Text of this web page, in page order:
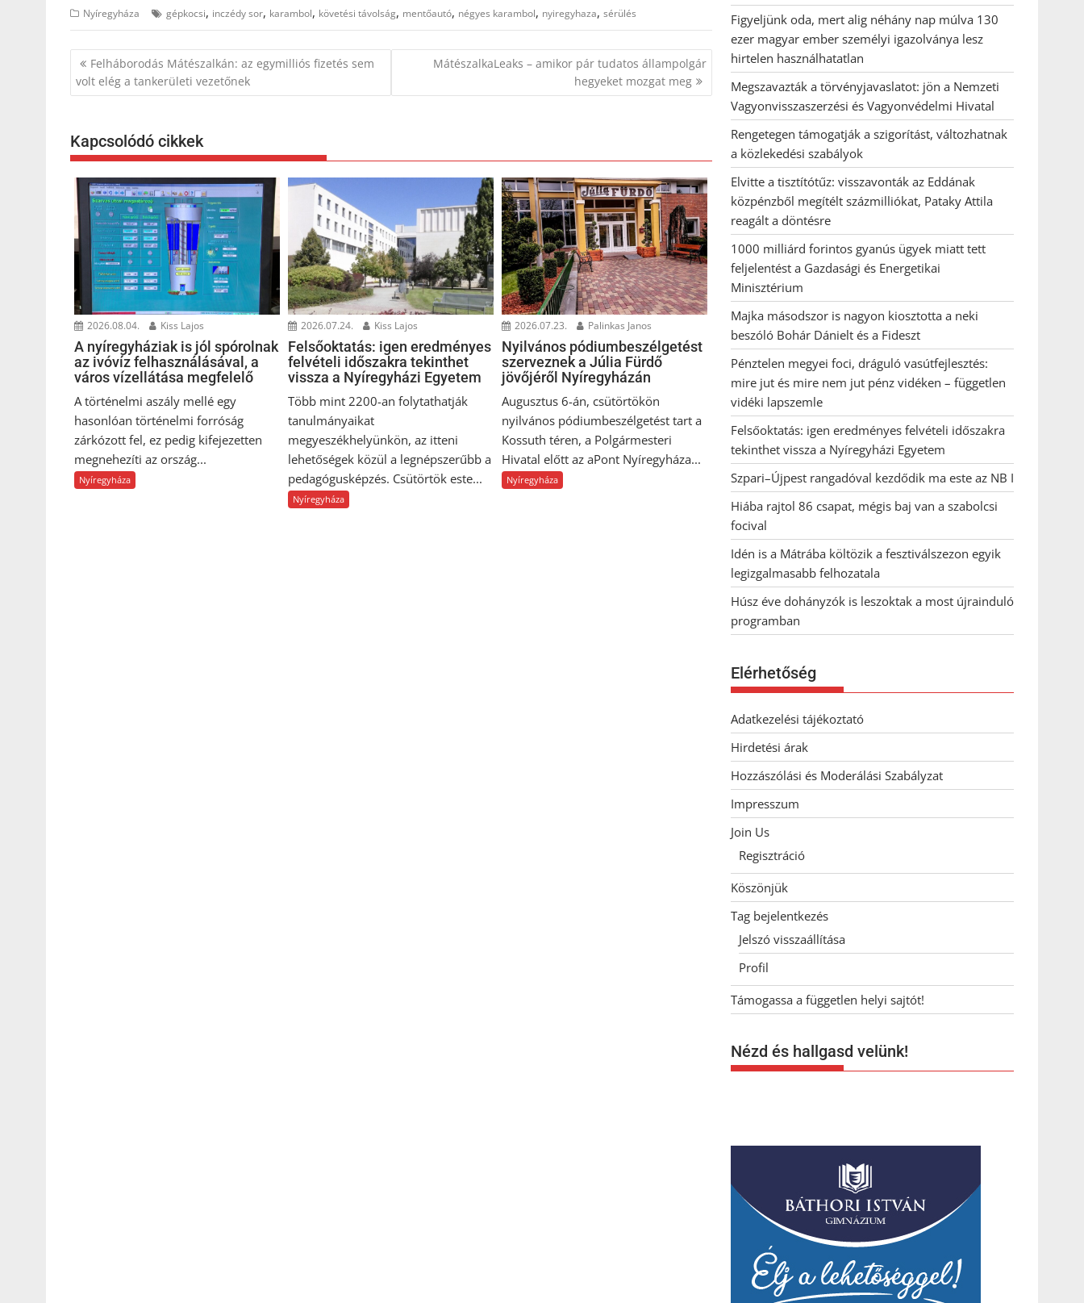
Nyíregyháza gépkocsi, inczédy sor, karambol, követési távolság, mentőautó, négyes karambol, nyiregyhaza, sérülés
Bejegyzés
navigáció
Felháborodás Mátészalkán: az egymilliós fizetés sem
volt elég a tankerületi vezetőnek
MátészalkaLeaks – amikor pár tudatos állampolgár
hegyeket mozgat meg
Kapcsolódó cikkek
2026.08.04. Kiss Lajos
A nyíregyháziak is jól spórolnak
az ivóvíz felhasználásával, a
város vízellátása megfelelő
A történelmi aszály mellé egy
hasonlóan történelmi forróság
zárkózott fel, ez pedig kifejezetten
megnehezíti az ország...
Nyíregyháza
2026.07.24. Kiss Lajos
Felsőoktatás: igen eredményes
felvételi időszakra tekinthet
vissza a Nyíregyházi Egyetem
Több mint 2200-an folytathatják
tanulmányaikat
megyeszékhelyünkön, az itteni
lehetőségek közül a legnépszerűbb a
pedagógusképzés. Csütörtök este...
Nyíregyháza
2026.07.23. Palinkas Janos
Nyilvános pódiumbeszélgetést
szerveznek a Júlia Fürdő
jövőjéről Nyíregyházán
Augusztus 6-án, csütörtökön
nyilvános pódiumbeszélgetést tart a
Kossuth téren, a Polgármesteri
Hivatal előtt az aPont Nyíregyháza...
Nyíregyháza
Figyeljünk oda, mert alig néhány nap múlva 130
ezer magyar ember személyi igazolványa lesz
hirtelen használhatatlan
Megszavazták a törvényjavaslatot: jön a Nemzeti
Vagyonvisszaszerzési és Vagyonvédelmi Hivatal
Rengetegen támogatják a szigorítást, változhatnak
a közlekedési szabályok
Elvitte a tisztítótűz: visszavonták az Eddának
közpénzből megítélt százmilliókat, Pataky Attila
reagált a döntésre
1000 milliárd forintos gyanús ügyek miatt tett
feljelentést a Gazdasági és Energetikai
Minisztérium
Majka másodszor is nagyon kiosztotta a neki
beszóló Bohár Dánielt és a Fideszt
Pénztelen megyei foci, dráguló vasútfejlesztés:
mire jut és mire nem jut pénz vidéken – független
vidéki lapszemle
Felsőoktatás: igen eredményes felvételi időszakra
tekinthet vissza a Nyíregyházi Egyetem
Szpari–Újpest rangadóval kezdődik ma este az NB I
Hiába rajtol 86 csapat, mégis baj van a szabolcsi
focival
Idén is a Mátrába költözik a fesztiválszezon egyik
legizgalmasabb felhozatala
Húsz éve dohányzók is leszoktak a most újrainduló
programban
Elérhetőség
Adatkezelési tájékoztató
Hirdetési árak
Hozzászólási és Moderálási Szabályzat
Impresszum
Join Us
Regisztráció
Köszönjük
Tag bejelentkezés
Jelszó visszaállítása
Profil
Támogassa a független helyi sajtót!
Nézd és hallgasd velünk!